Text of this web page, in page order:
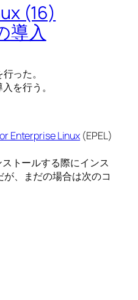
(16)
導入
った。
を行う。
Enterprise Linux (EPEL)
トールする際にインス
が、まだの場合は次のコ